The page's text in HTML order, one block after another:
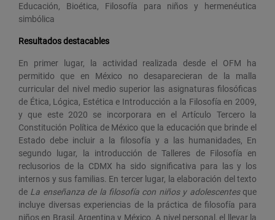
Educación, Bioética, Filosofía para niños y hermenéutica
simbólica
Resultados destacables
En primer lugar, la actividad realizada desde el OFM ha
permitido que en México no desaparecieran de la malla
curricular del nivel medio superior las asignaturas filosóficas
de Ética, Lógica, Estética e Introducción a la Filosofía en 2009,
y que este 2020 se incorporara en el Artículo Tercero la
Constitución Política de México que la educación que brinde el
Estado debe incluir a la filosofía y a las humanidades, En
segundo lugar, la introducción de Talleres de Filosofía en
reclusorios de la CDMX ha sido significativa para las y los
internos y sus familias. En tercer lugar, la elaboración del texto
de La enseñanza de la filosofía con niños y adolescentesque
incluye diversas experiencias de la práctica de filosofía para
niños en Brasil, Argentina y México. A nivel personal, el llevar la